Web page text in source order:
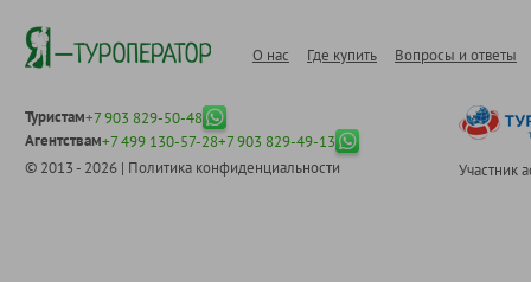
О нас Где купить Вопросы и ответы
Туристам+7 903 829-50-48
Агентствам+7 499 130-57-28+7 903 829-49-13
© 2013 - 2026 | Политика конфиденциальности Участник